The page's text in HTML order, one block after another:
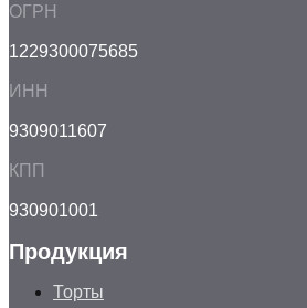
ОГРН
1229300075685
ИНН
9309011607
КПП
930901001
Продукция
Торты